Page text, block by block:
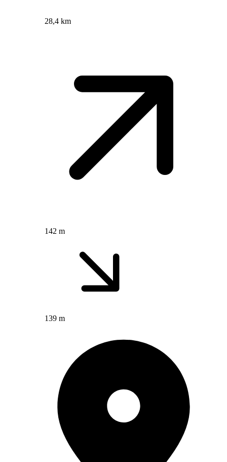
28,4 km
142 m
139 m